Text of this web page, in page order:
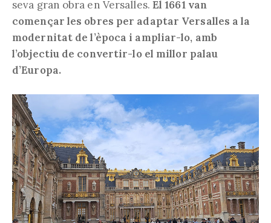
seva gran obra en Versalles. El 1661 van
començar les obres per adaptar Versalles a la
modernitat de l’època i ampliar-lo, amb
l’objectiu de convertir-lo el millor palau
d’Europa.